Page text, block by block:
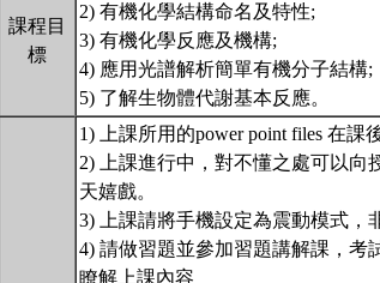
課程目
標
2) 有機化學結構命名及特性;
3) 有機化學反應及機構;
4) 應用光譜解析簡單有機分子結構;
5) 了解生物體代謝基本反應。
1) 上課所用的power point files 在課
2) 上課進行中，對不懂之處可以向
天嬉戲。
3) 上課請將手機設定為震動模式，
4) 請做習題並參加習題講解課，考
瞭解上課內容